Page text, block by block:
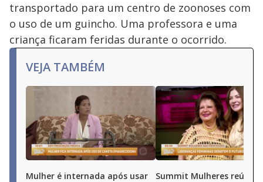
transportado para um centro de zoonoses com
o uso de um guincho. Uma professora e uma
criança ficaram feridas durante o ocorrido.
VEJA TAMBÉM
Mulher é internada após usar
Summit Mulheres reúne